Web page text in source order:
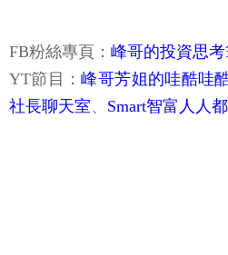
FB粉絲專頁： 峰哥的投資思
YT節目：峰哥芳姐的哇酷哇
社長聊天室、 Smart智富人人